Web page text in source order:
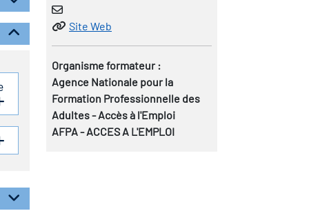
Site Web
Organisme formateur :
Agence Nationale pour la
Formation Professionnelle des
Adultes - Accès à l'Emploi
AFPA - ACCES A L'EMPLOI